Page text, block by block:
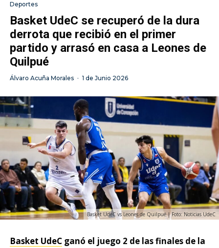
Deportes
Basket UdeC se recuperó de la dura
derrota que recibió en el primer
partido y arrasó en casa a Leones de
Quilpué
Álvaro Acuña Morales · 1 de Junio 2026
Basket UdeC vs Leones de Quilpué | Foto: Noticias UdeC
Basket UdeC ganó el juego 2 de las finales de la